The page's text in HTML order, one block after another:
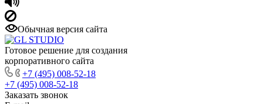
Обычная версия сайта
Готовое решение для создания
корпоративного сайта
+7 (495) 008-52-18
+7 (495) 008-52-18
Заказать звонок